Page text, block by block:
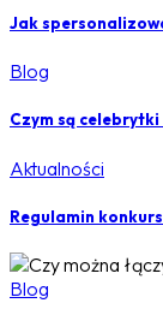
Jak
Blog
Czym są
Aktualności
Regulamin
Blog